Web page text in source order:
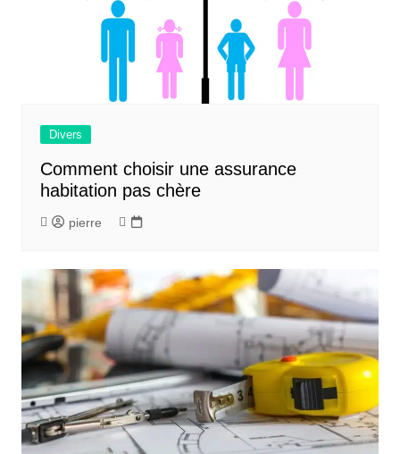
Divers
Comment choisir une assurance
habitation pas chère
pierre